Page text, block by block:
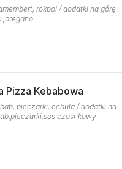
rokpol / dodatki na górę
,oregano
Pizza Kebabowa
pieczarki, cebula / dodatki na
czosnkowy